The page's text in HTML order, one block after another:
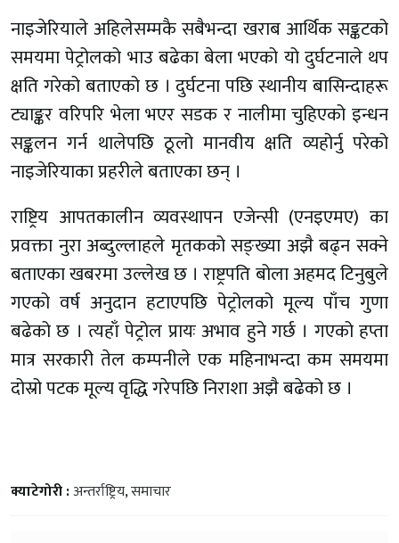
नाइजेरियाले अहिलेसम्मकै सबैभन्दा खराब आर्थिक सङ्कटको
समयमा पेट्रोलको भाउ बढेका बेला भएको यो दुर्घटनाले थप
क्षति गरेको बताएको छ । दुर्घटना पछि स्थानीय बासिन्दाहरू
ट्याङ्कर वरिपरि भेला भएर सडक र नालीमा चुहिएको इन्धन
सङ्कलन गर्न थालेपछि ठूलो मानवीय क्षति व्यहोर्नु परेको
नाइजेरियाका प्रहरीले बताएका छन् ।
राष्ट्रिय आपतकालीन व्यवस्थापन एजेन्सी (एनइएमए) का
प्रवक्ता नुरा अब्दुल्लाहले मृतकको सङ्ख्या अझै बढ्न सक्ने
बताएका खबरमा उल्लेख छ । राष्ट्रपति बोला अहमद टिनुबुले
गएको वर्ष अनुदान हटाएपछि पेट्रोलको मूल्य पाँच गुणा
बढेको छ । त्यहाँ पेट्रोल प्रायः अभाव हुने गर्छ । गएको हप्ता
मात्र सरकारी तेल कम्पनीले एक महिनाभन्दा कम समयमा
दोस्रो पटक मूल्य वृद्धि गरेपछि निराशा अझै बढेको छ ।
क्याटेगोरी :अन्तर्राष्ट्रिय,समाचार